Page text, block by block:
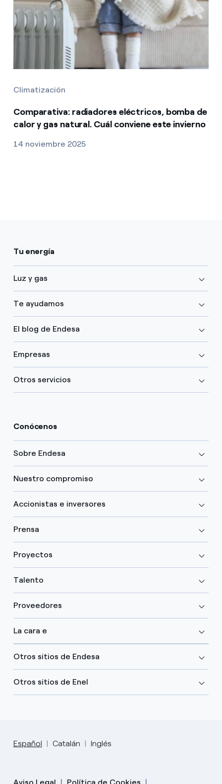
Climatización
Comparativa: radiadores eléctricos, bomba de
calor y gas natural. Cuál conviene este invierno
14 noviembre 2025
Tu energía
Luz y gas
Te ayudamos
El blog de Endesa
Empresas
Otros servicios
Conócenos
Sobre Endesa
Nuestro compromiso
Accionistas e inversores
Prensa
Proyectos
Talento
Proveedores
La cara e
Otros sitios de Endesa
Otros sitios de Enel
Español Catalán Inglés